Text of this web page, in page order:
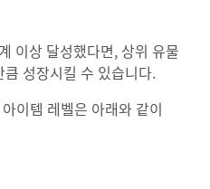
이상 달성했다면, 상위 유물
성장시킬 수 있습니다.
이템 레벨은 아래와 같이